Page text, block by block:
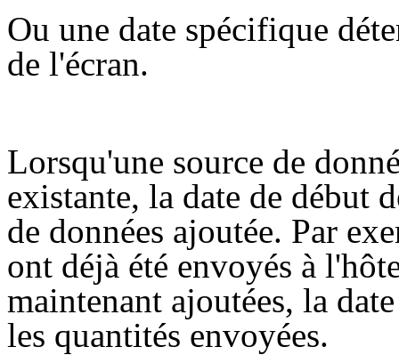
Ou une date spécifique
de l'écran.
Lorsqu'une source de
existante, la date de début
de données ajoutée. Par
ont déjà été envoyés à
maintenant ajoutées, la
les quantités envoyées.